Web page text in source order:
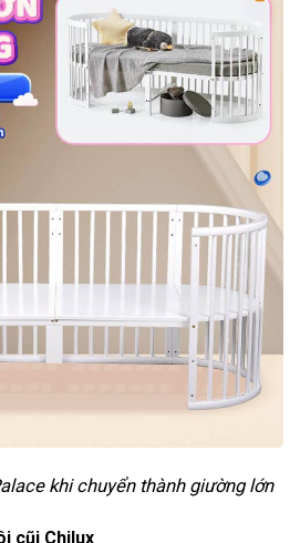
khi chuyển thành giường lớn
cũi Chilux